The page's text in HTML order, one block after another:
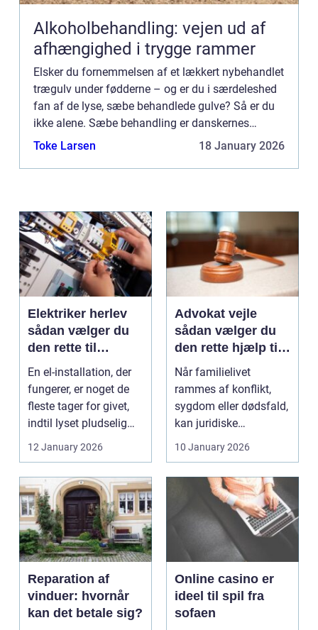
Alkoholbehandling: vejen ud af
afhængighed i trygge rammer
Elsker du fornemmelsen af et lækkert nybehandlet
trægulv under fødderne – og er du i særdeleshed
fan af de lyse, sæbe behandlede gulve? Så er du
ikke alene. Sæbe behandling er danskernes
foretrukne for...
Toke Larsen 18 January 2026
Elektriker herlev
sådan vælger du
den rette til
opgaven
En el-installation, der
fungerer, er noget de
fleste tager for givet,
indtil lyset pludselig
12 January 2026
Advokat vejle
sådan vælger du
den rette hjælp til
familien
Når familielivet
rammes af konflikt,
sygdom eller dødsfald,
kan juridiske
vokse si...
10 January 2026
Reparation af
vinduer: hvornår
kan det betale sig?
Online casino er
ideel til spil fra
sofaen